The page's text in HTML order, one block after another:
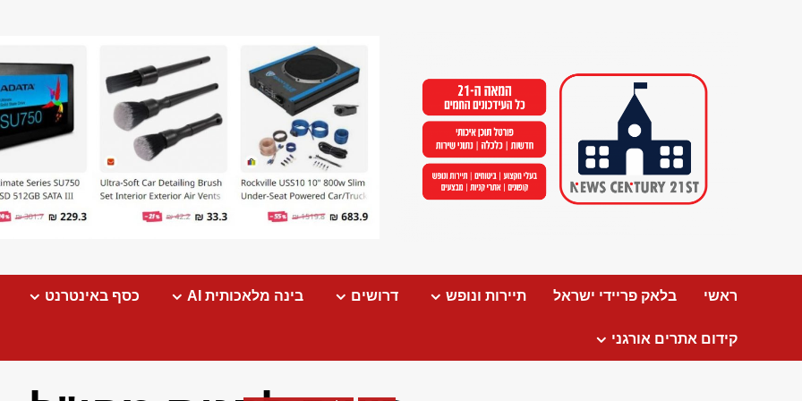
ראשי בלאק פריידי ישראל תיירות ונופש דרושים בינה מלאכותית AI כסף באינטרנט
קידום אתרים אורגני